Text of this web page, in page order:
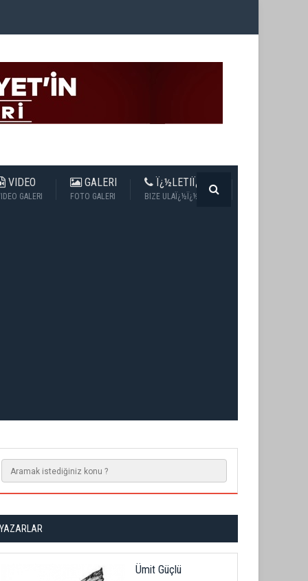
VIDEO
GALERI
GALERI
FOTO GALERI
Ï¿½LETIÏ¿½IM
BIZE ULAÏ¿½Ï¿½N
YAZARLAR
Ümit Güçlü